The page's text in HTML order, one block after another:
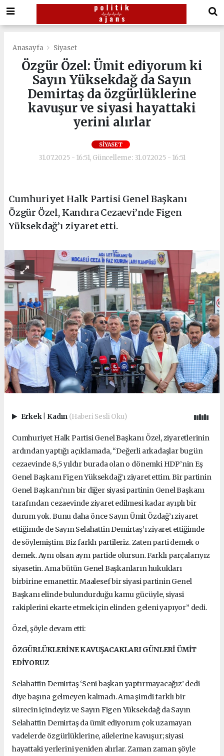
Anasayfa Siyaset
Özgür Özel: Ümit ediyorum ki
Sayın Yüksekdağ da Sayın
Demirtaş da özgürlüklerine
kavuşur ve siyasi hayattaki
yerini alırlar
SIYASET
31.07.2025 - 16:51, Güncelleme: 31.07.2025 - 16:51
Cumhuriyet Halk Partisi Genel Başkanı
Özgür Özel, Kandıra Cezaevi’nde Figen
Yüksekdağ’ı ziyaret etti.
Erkek Kadın (Haberi Sesli Oku)
Cumhuriyet Halk Partisi Genel Başkanı Özel, ziyaretlerinin
ardından yaptığı açıklamada, “Değerli arkadaşlar bugün
cezaevinde 8,5 yıldır burada olan o dönemki HDP’nin Eş
Genel Başkanı Figen Yüksekdağ’ı ziyaret ettim. Bir partinin
Genel Başkanı’nın bir diğer siyasi partinin Genel Başkanı
tarafından cezaevinde ziyaret edilmesi kadar ayıplı bir
durum yok. Bunu daha önce Sayın Ümit Özdağ’ı ziyaret
ettiğimde de Sayın Selahattin Demirtaş’ı ziyaret ettiğimde
de söylemiştim. Biz farklı partileriz. Zaten parti demek o
demek. Aynı olsan aynı partide olursun. Farklı parçalarıyız
siyasetin. Ama bütün Genel Başkanların hukukları
birbirine emanettir. Maalesef bir siyasi partinin Genel
Başkanı elinde bulundurduğu kamu gücüyle, siyasi
rakiplerini ekarte etmek için elinden geleni yapıyor” dedi.
Özel, şöyle devam etti:
ÖZGÜRLÜKLERİNE KAVUŞACAKLARI GÜNLERİ ÜMİT
EDİYORUZ
Selahattin Demirtaş ‘Seni başkan yaptırmayacağız’ dedi
diye başına gelmeyen kalmadı. Ama şimdi farklı bir
sürecin içindeyiz ve Sayın Figen Yüksekdağ da Sayın
Selahattin Demirtaş da ümit ediyorum çok uzamayan
vadelerde özgürlüklerine, ailelerine kavuşur; siyasi
hayattaki yerlerini yeniden alırlar. Zaman zaman şöyle